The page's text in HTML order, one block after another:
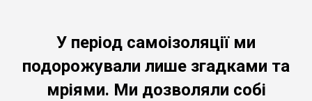
У період самоізоляції ми
подорожували лише згадками та
мріями. Ми дозволяли собі